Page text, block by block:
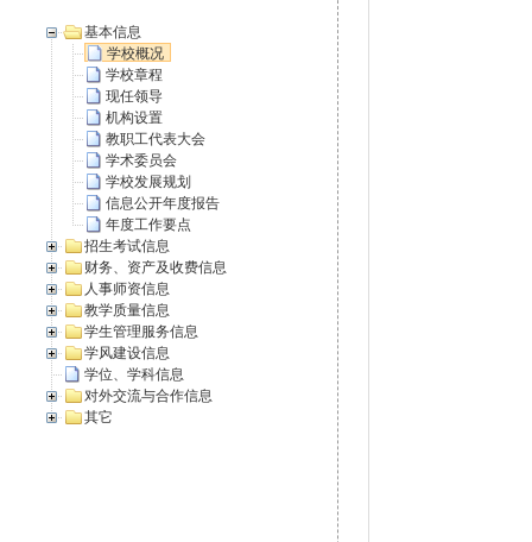
基本信息
学校概况
学校章程
现任领导
机构设置
教职工代表大会
学术委员会
学校发展规划
信息公开年度报告
年度工作要点
招生考试信息
财务、资产及收费信息
人事师资信息
教学质量信息
学生管理服务信息
学风建设信息
学位、学科信息
对外交流与合作信息
其它